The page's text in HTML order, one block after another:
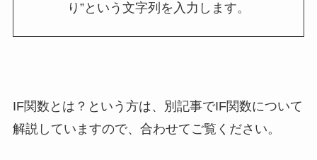
り”という文字列を入力します。
IF関数とは？という方は、別記事でIF関数について
解説していますので、合わせてご覧ください。